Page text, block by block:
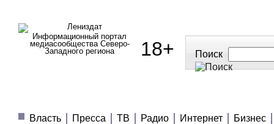
Информационный портал
медиасообщества Северо-
Западного региона
18+ Поиск
Власть
Пресса ТВ Радио Интернет Бизнес